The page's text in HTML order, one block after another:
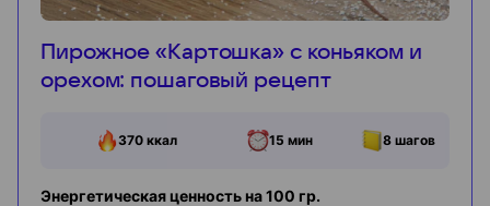
Пирожное «Картошка» с коньяком и
орехом: пошаговый рецепт
370ккал 15 мин 8 шагов
Энергетическая ценность на 100 гр.